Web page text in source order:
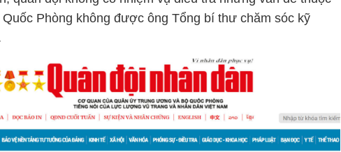
Phòng không được ông Tổng bí thư chăm sóc kỹ